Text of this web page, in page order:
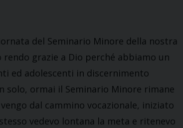
del Seminario Minore della nostra
grazie a Dio perché abbiamo un
ed adolescenti in discernimento
solo, ormai il Seminario Minore rimane
dal cammino vocazionale, iniziato
vedevo lontana la meta e ritenevo